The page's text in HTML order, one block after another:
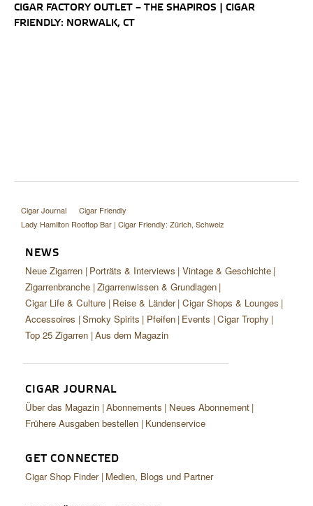
CIGAR FACTORY OUTLET – THE SHAPIROS | CIGAR
FRIENDLY: NORWALK, CT
Cigar Journal
Cigar Friendly
Lady Hamilton Rooftop Bar | Cigar Friendly: Zürich, Schweiz
NEWS
Neue Zigarren Porträts & Interviews Vintage & Geschichte
Zigarrenbranche Zigarrenwissen & Grundlagen
Cigar Life & Culture Reise & Länder Cigar Shops & Lounges
Accessoires Smoky Spirits Pfeifen Events Cigar Trophy
Top 25 Zigarren Aus dem Magazin
CIGAR JOURNAL
Über das Magazin Abonnements
Neues Abonnement
Frühere Ausgaben bestellen Kundenservice
GET CONNECTED
Cigar Shop Finder Medien, Blogs und Partner